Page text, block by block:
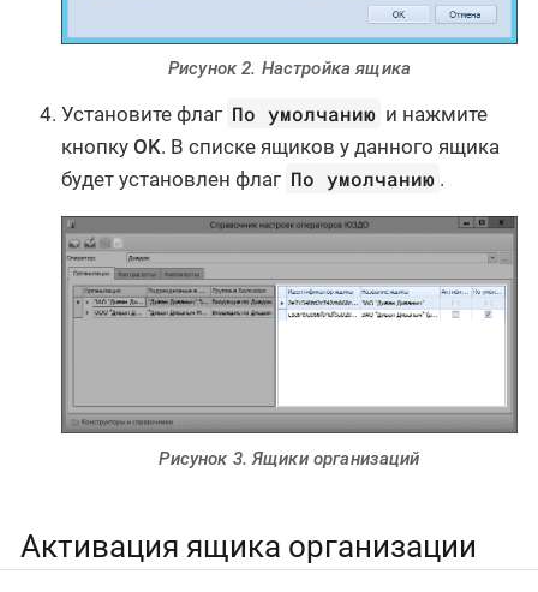
Рисунок 2. Настройка ящика
Установите флаг По умолчанию и нажмите
кнопку OK. В списке ящиков у данного ящика
будет установлен флаг По умолчанию .
Рисунок 3. Ящики организаций
Активация ящика организации